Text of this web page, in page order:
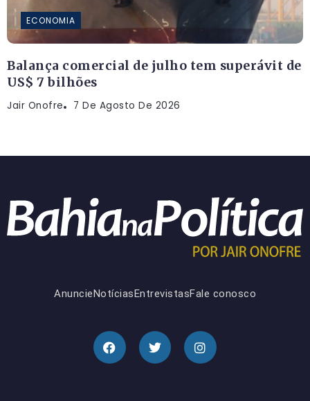
ECONOMIA
Balança comercial de julho tem superávit de
US$ 7 bilhões
Jair Onofre 7 De Agosto De 2026
Anuncie Notícias EntrevistasFale conosco